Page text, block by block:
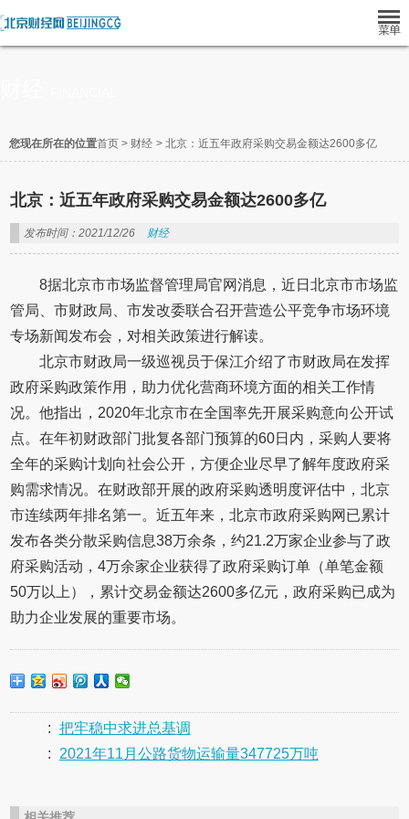
您现在所在的位置首页 > 财经 > 北京：近五年政府采购交易金额达2600多亿
北京：近五年政府采购交易金额达2600多亿
发布时间：2021/12/26 财经
8据北京市市场监督管理局官网消息，近日北京市市场监
管局、市财政局、市发改委联合召开营造公平竞争市场环境
专场新闻发布会，对相关政策进行解读。
北京市财政局一级巡视员于保江介绍了市财政局在发挥
政府采购政策作用，助力优化营商环境方面的相关工作情
况。他指出，2020年北京市在全国率先开展采购意向公开试
点。在年初财政部门批复各部门预算的60日内，采购人要将
全年的采购计划向社会公开，方便企业尽早了解年度政府采
购需求情况。在财政部开展的政府采购透明度评估中，北京
市连续两年排名第一。近五年来，北京市政府采购网已累计
发布各类分散采购信息38万余条，约21.2万家企业参与了政
府采购活动，4万余家企业获得了政府采购订单（单笔金额
50万以上），累计交易金额达2600多亿元，政府采购已成为
助力企业发展的重要市场。
: 把牢稳中求进总基调
:
2021年11月公路货物运输量347725万吨